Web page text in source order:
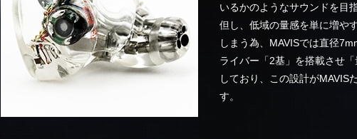
いるかのようなサウンドを目
但し、低域の量感を単に増や
しまう為、MAVISでは直径
ライバー「2基」を搭載させ
しており、この設計がMAVIS
す。